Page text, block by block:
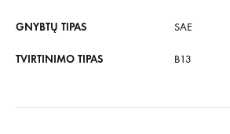
GNYBTŲ TIPAS SAE
TVIRTINIMO TIPAS B13